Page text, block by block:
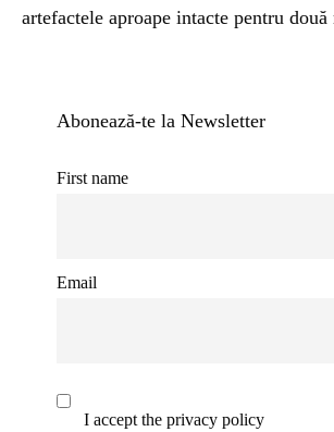
artefactele aproape intacte pentru
Abonează-te la Newsletter
First name
Email
I accept the privacy policy